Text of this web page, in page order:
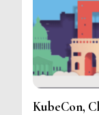
KubeCon,